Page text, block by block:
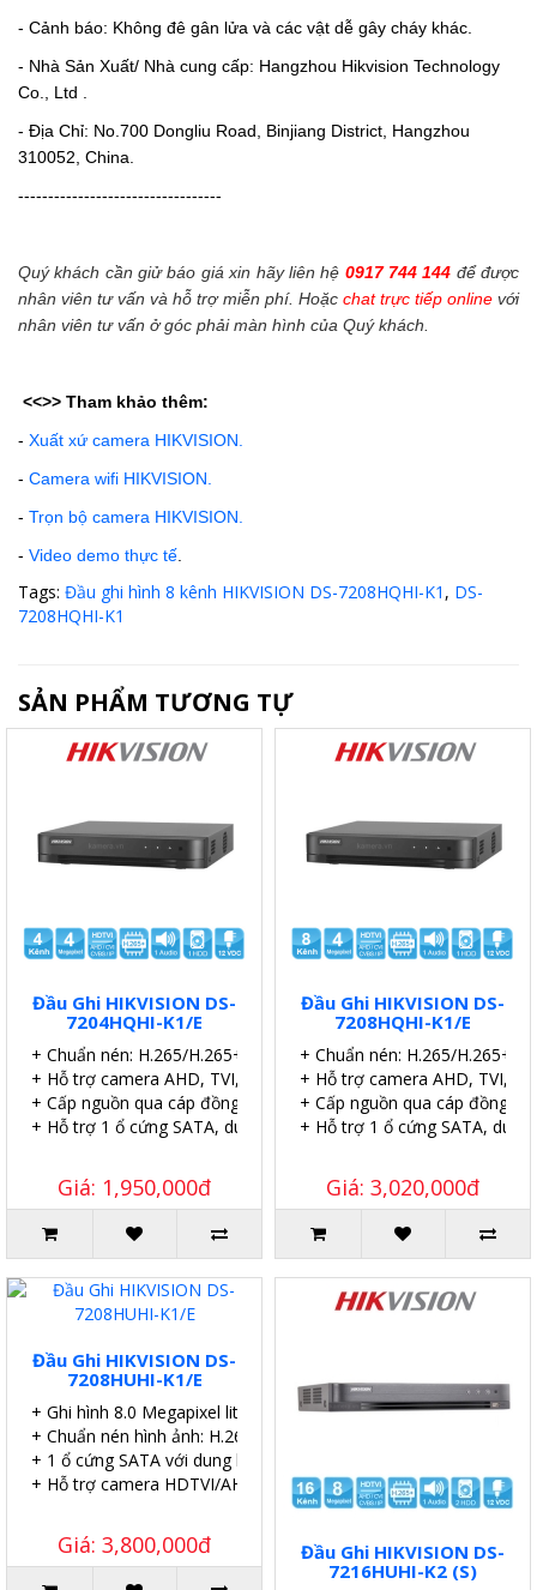
- Cảnh báo: Không đê gân lửa và các vật dễ gây cháy khác.
- Nhà Sản Xuất/ Nhà cung cấp: Hangzhou Hikvision Technology
Co., Ltd .
- Địa Chỉ: No.700 Dongliu Road, Binjiang District, Hangzhou
310052, China.
----------------------------------
Quý khách cần giử báo giá xin hãy liên hệ 0917 744 144 để được
nhân viên tư vấn và hỗ trợ miễn phí. Hoặc chat trực tiếp onlinevới
nhân viên tư vấn ở góc phải màn hình của Quý khách.
<<>> Tham khảo thêm:
- Xuất xứ camera HIKVISION.
- Camera wifi HIKVISION.
- Trọn bộ camera HIKVISION.
- Video demo thực tế
Tags: Đầu ghi hình 8 kênh HIKVISION DS-7208HQHI-K1 , DS-
7208HQHI-K1
SẢN PHẨM TƯƠNG TỰ
Đầu Ghi HIKVISION DS-
7204HQHI-K1/E
+ Chuẩn nén: H.265/H.265+.
+ Hỗ trợ camera AHD, TVI, CVI, IP
+ Cấp nguồn qua cáp đồng trục (PoC).
+ Hỗ trợ 1 ổ cứng SATA, dung lượng 6TB.
Giá: 1,950,000đ
Đầu Ghi HIKVISION DS-
7208HQHI-K1/E
+ Chuẩn nén: H.265/H.265+.
+ Hỗ trợ camera AHD, TVI,
+ Cấp nguồn qua cáp đồng
+ Hỗ trợ 1 ổ cứng SATA,
Giá: 3,020,000đ
Đầu Ghi HIKVISION DS-
7208HUHI-K1/E
+ Ghi hình 8.0 Megapixel lite 8 kênh.
+ Chuẩn nén hình ảnh: H.265 Pro+/H.265 Pro.
+ 1 ổ cứng SATA với dung lượng 10TB.
+ Hỗ trợ camera HDTVI/AHD/CVI/CVBS/IP.
Giá: 3,800,000đ
Đầu Ghi HIKVISION DS-
7216HUHI-K2 (S)